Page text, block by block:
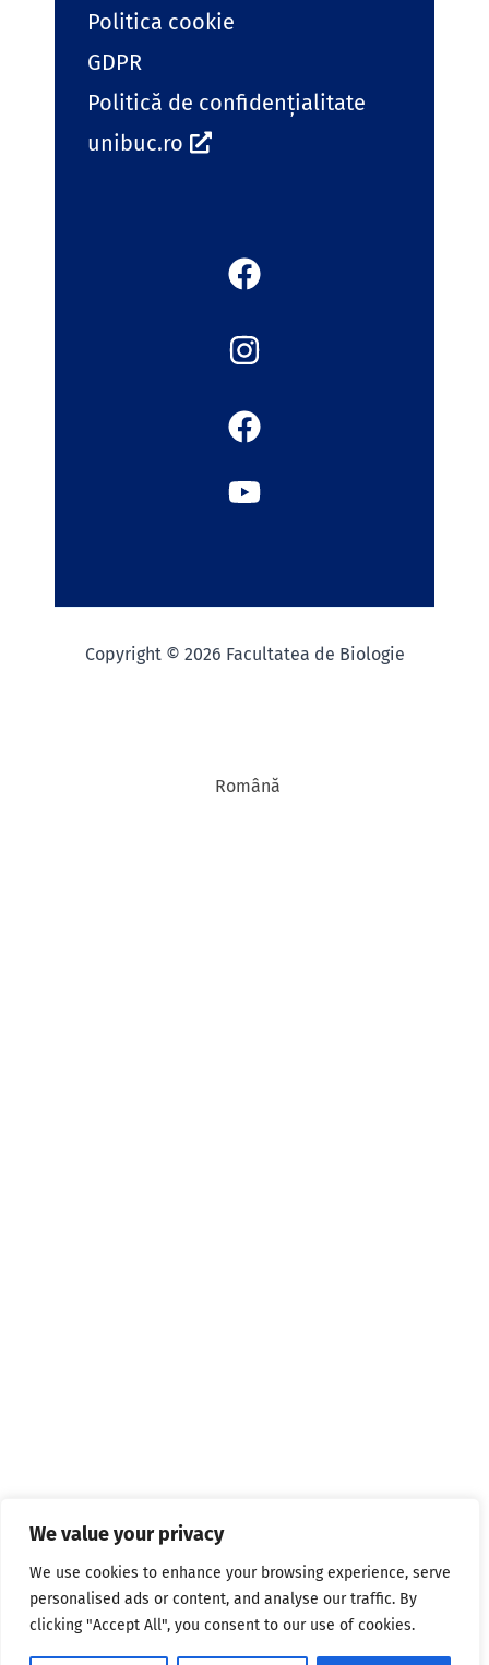
We value your privacy
We use cookies to enhance your browsing experience, serve
personalised ads or content, and analyse our traffic. By
clicking "Accept All", you consent to our use of cookies.
Politica cookie
GDPR
Politică de confidențialitate
unibuc.ro
Copyright © 2026 Facultatea de Biologie
Română